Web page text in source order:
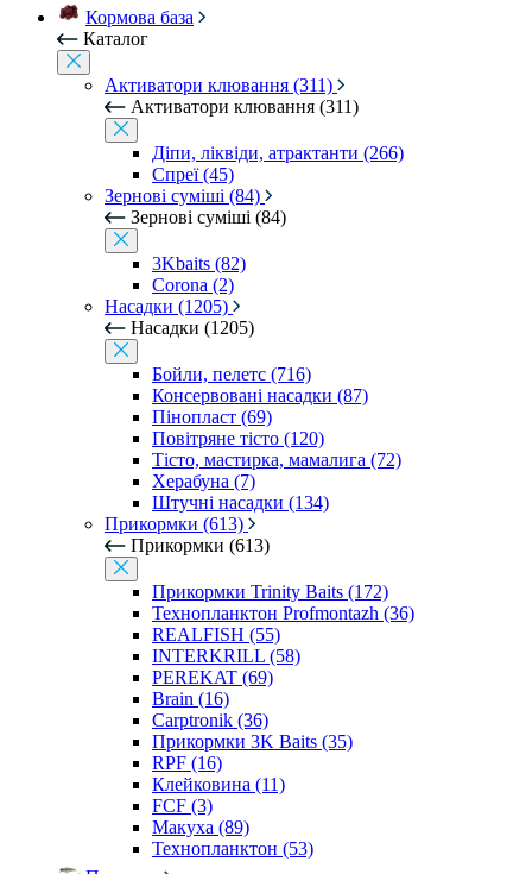
Кормова база
Каталог
Активатори клювання (311)
Активатори клювання (311)
Діпи, ліквіди, атрактанти (266)
Спреї (45)
Зернові суміші (84)
Зернові суміші (84)
3Kbaits (82)
Corona (2)
Насадки (1205)
Насадки (1205)
Бойли, пелетс (716)
Консервовані насадки (87)
Пінопласт (69)
Повітряне тісто (120)
Тісто, мастирка, мамалига (72)
Херабуна (7)
Штучні насадки (134)
Прикормки (613)
Прикормки (613)
Прикормки Trinity Baits (172)
Технопланктон Profmontazh (36)
REALFISH (55)
INTERKRILL (58)
PEREKAT (69)
Brain (16)
Carptronik (36)
Прикормки 3K Baits (35)
RPF (16)
Клейковина (11)
FCF (3)
Макуха (89)
Технопланктон (53)